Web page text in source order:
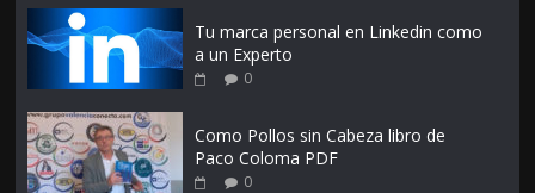
Tu marca personal en Linkedin como
a un Experto
0
Como Pollos sin Cabeza libro de
Paco Coloma PDF
0